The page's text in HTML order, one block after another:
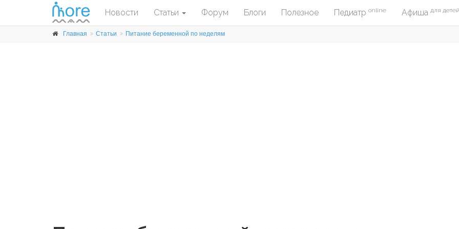
Новости Статьи Форум Блоги Полезное Педиатр online Афиша для детей
Главная Статьи Питание беременной по неделям